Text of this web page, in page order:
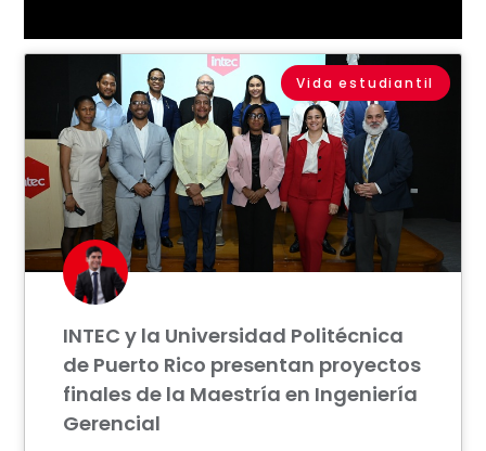
Vida estudiantil
INTEC y la Universidad Politécnica
de Puerto Rico presentan proyectos
finales de la Maestría en Ingeniería
Gerencial